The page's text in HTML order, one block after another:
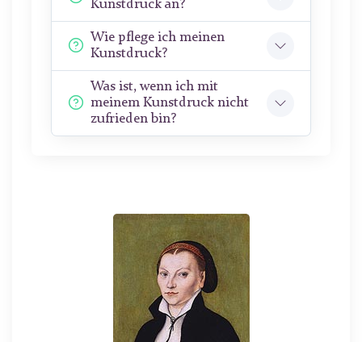
Kunstdruck an?
Wie pflege ich meinen
Kunstdruck?
Was ist, wenn ich mit
meinem Kunstdruck nicht
zufrieden bin?